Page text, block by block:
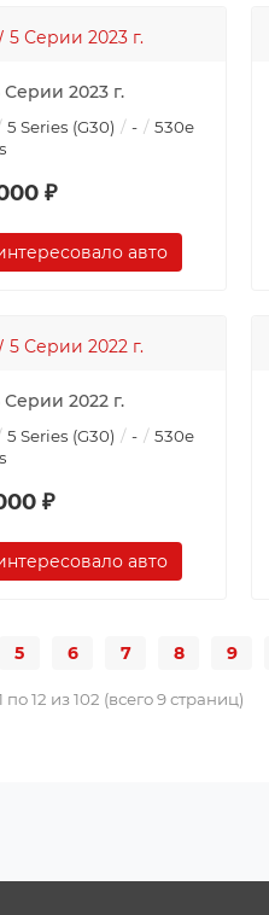
2023 г.
5 Series (G30) -
530e
₽
авто
2022 г.
5 Series (G30) -
530e
₽
авто
5 6 7 8 9
по 12 из 102 (всего 9 страниц)